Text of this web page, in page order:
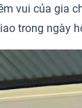
vui của gia
trong ngày